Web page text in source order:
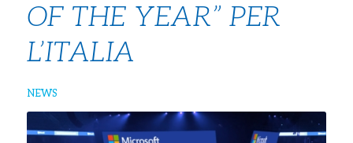
OF THE YEAR” PER
L’ITALIA
NEWS